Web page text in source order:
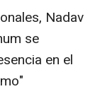
Nadav
se
en el